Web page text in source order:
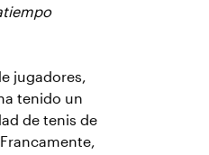
jugadores,
tenido un
de tenis de